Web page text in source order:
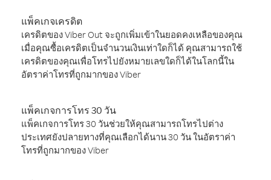
แพ็คเกจเครดิต
เครดิตของ Viber Out จะถูกเพิ่มเข้าในยอดคงเหลือของคุณ
เมื่อคุณซื้อเครดิตเป็นจำนวนเงินเท่าใดก็ได้ คุณสามารถใช้
เครดิตของคุณเพื่อโทรไปยังหมายเลขใดก็ได้ในโลกนี้ใน
อัตราค่าโทรที่ถูกมากของ Viber
แพ็คเกจการโทร 30 วัน
แพ็คเกจการโทร 30 วันช่วยให้คุณสามารถโทรไปต่าง
ประเทศยังปลายทางที่คุณเลือกได้นาน 30 วัน ในอัตราค่า
โทรที่ถูกมากของ Viber